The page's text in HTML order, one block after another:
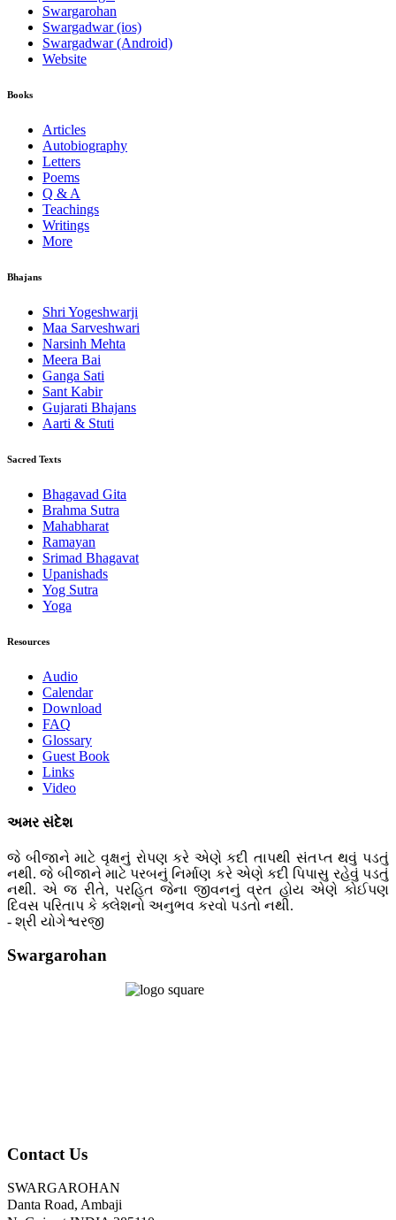
Swargarohan
Swargadwar (ios)
Swargadwar (Android)
Website
Books
Articles
Autobiography
Letters
Poems
Q & A
Teachings
Writings
More
Bhajans
Shri Yogeshwarji
Maa Sarveshwari
Narsinh Mehta
Meera Bai
Ganga Sati
Sant Kabir
Gujarati Bhajans
Aarti & Stuti
Sacred Texts
Bhagavad Gita
Brahma Sutra
Mahabharat
Ramayan
Srimad Bhagavat
Upanishads
Yog Sutra
Yoga
Resources
Audio
Calendar
Download
FAQ
Glossary
Guest Book
Links
Video
અમર સંદેશ
જે બીજાને માટે વૃક્ષનું રોપણ કરે એણે કદી તાપથી સંતપ્ત થવું પડતું
નથી. જે બીજાને માટે પરબનું નિર્માણ કરે એણે કદી પિપાસુ રહેવું પડતું
નથી. એ જ રીતે, પરહિત જેના જીવનનું વ્રત હોય એણે કોઈપણ
દિવસ પરિતાપ કે ક્લેશનો અનુભવ કરવો પડતો નથી.
- શ્રી યોગેશ્વરજી
Swargarohan
Contact Us
SWARGAROHAN
Danta Road, Ambaji